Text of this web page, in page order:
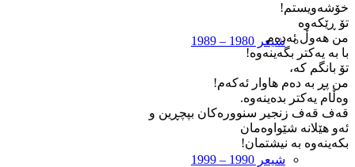
شیعر 1980 – 1989
شیعر 1990 – 1999
خۆشەویستم!
تۆ ڕێکەوە
من هەوڵ ئەدەم
با بە ‌یەکتر بگەینەوە!
تۆ بانگم کە،
من پڕ بە ‌دەم هاوار ئەکەم!
وەڵام یەکتر بدەینەوە.
قەف قەف زنجیر سنوورەکان بپچڕین و
ئەو هێلانە شێواوەمان
بکەینەوە ‌بە ‌نیشتمان!